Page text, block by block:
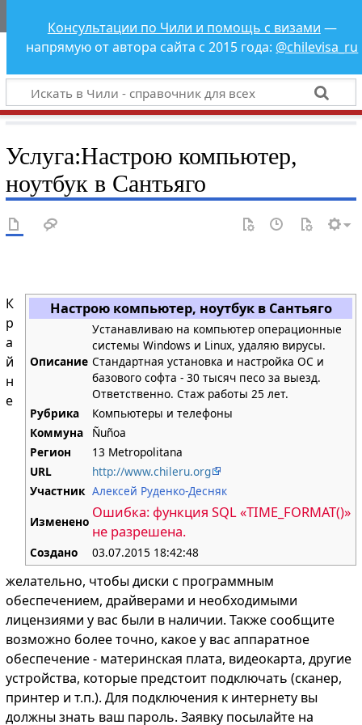
Чили - справочник
для всех
Консультации по Чили и помощь с визами —
напрямую от автора сайта с 2015 года: @chilevisa_ru
Услуга:Настрою компьютер,
ноутбук в Сантьяго
Настрою компьютер, ноутбук в Сантьяго
Описание
Устанавливаю на компьютер операционные
системы Windows и Linux, удаляю вирусы.
Стандартная установка и настройка ОС и
базового софта - 30 тысяч песо за выезд.
Ответственно. Стаж работы 25 лет.
Рубрика
Компьютеры и телефоны
Коммуна
Ñuñoa
Регион
13 Metropolitana
URL
http://www.chileru.org
Участник Алексей Руденко-Десняк
Изменено
Ошибка: функция SQL «TIME_FORMAT()»
не разрешена.
Создано 03.07.2015 18:42:48
К
р
а
й
н
е
желательно, чтобы диски с программным
обеспечением, драйверами и необходимыми
лицензиями у вас были в наличии. Также сообщите
возможно более точно, какое у вас аппаратное
обеспечение - материнская плата, видеокарта, другие
устройства, которые предстоит подключать (сканер,
принтер и т.п.). Для подключения к интернету вы
должны знать ваш пароль. Заявку посылайте на